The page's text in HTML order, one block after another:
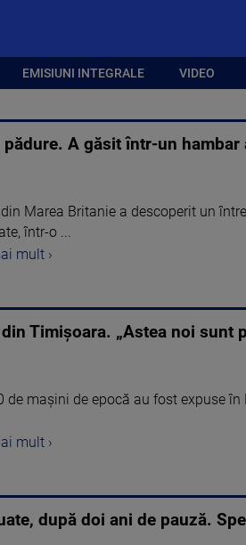
EMISIUNI INTEGRALE VIDEO
A găsit într-un
Marea Britanie a descoperit un
într-o ...
mult ›
Timișoara. „Astea noi
de mașini de epocă au fost expuse
mult ›
după doi ani de pauză.